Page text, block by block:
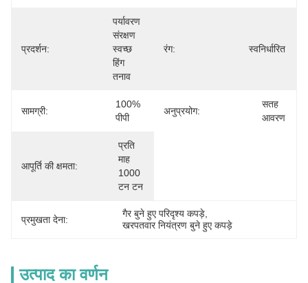
प्रदर्शन:
पर्यावरण
संरक्षण
स्वच्छ
हिंग
तनाव
रंग: स्वनिर्धारित
सामग्री:
100%
पीपी
अनुप्रयोग:
सतह
आवरण
आपूर्ति की क्षमता:
प्रति
माह
1000
टन टन
प्रमुखता देना:
गैर बुने हुए परिदृश्य कपड़े
खरपतवार नियंत्रण बुने हुए कपड़े
उत्पाद का वर्णन